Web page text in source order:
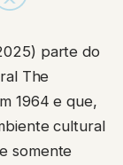
parte do
The
1964 e que,
cultural
somente